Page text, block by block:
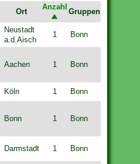
Ort
Anzahl
Gruppen
Neustadt
a.d.Aisch
1 Bonn
Aachen 1 Bonn
Köln 1
Bonn
Bonn 1 Bonn
Darmstadt 1 Bonn